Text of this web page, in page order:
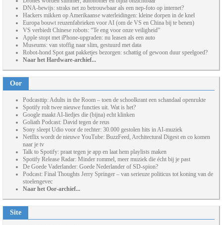
DNA-bewijs: straks net zo betrouwbaar als een nep-foto op internet?
Hackers mikken op Amerikaanse waterleidingen: kleine dorpen in de knel
Europa bouwt reuzenfabrieken voor AI (om de VS en China bij te benen)
VS verbiedt Chinese robots: “Te eng voor onze veiligheid”
Apple stopt met iPhone-upgraden: nu leasen als een auto
Museums: van stoffig naar slim, gestuurd met data
Robot-hond Spot gaat pakketjes bezorgen: schattig of gewoon duur speelgoed?
Naar het Hardware-archief...
Oor
Podcasttip: Adults in the Room – toen de schoolkrant een schandaal openrukte
Spotify rolt twee nieuwe functies uit. Wat is het?
Google maakt AI-liedjes die (bijna) echt klinken
Goliath Podcast: David tegen de reus
Sony sleept Udio voor de rechter: 30.000 gestolen hits in AI-muziek
Netflix wordt de nieuwe YouTube: BuzzFeed, Architectural Digest en co komen
naar je tv
Talk to Spotify: praat tegen je app en laat hem playlists maken
Spotify Release Radar: Minder rommel, meer muziek die écht bij je past
De Goede Vaderlander: Goede Nederlander of SD-spion?
Podcast: Final Thoughts Jerry Springer – van serieuze politicus tot koning van de
stoelengevec
Naar het Oor-archief...
Site